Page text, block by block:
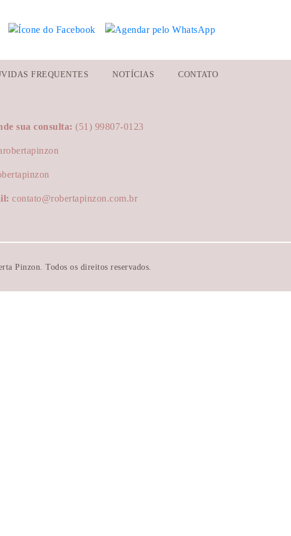
FREQUENTES NOTÍCIAS CONTATO
sua consulta: (51) 99807-0123
contato@robertapinzon.com.br
Pinzon. Todos os direitos reservados.